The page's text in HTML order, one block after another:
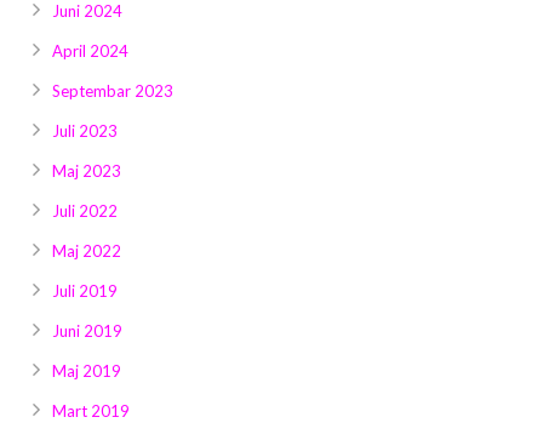
Juni 2024
April 2024
Septembar 2023
Juli 2023
Maj 2023
Juli 2022
Maj 2022
Juli 2019
Juni 2019
Maj 2019
Mart 2019